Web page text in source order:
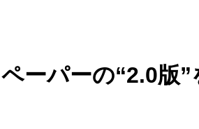
ーパーの“2.0版”